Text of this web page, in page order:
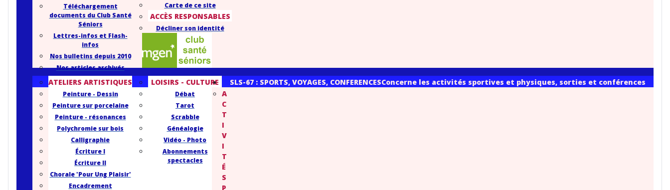
Téléchargement
documents du Club Santé
Séniors
Lettres-infos et Flash-
infos
Nos bulletins depuis 2010
Nos articles archivés
Carte de ce site
ACCÈS RESPONSABLES
Décliner son identité
ATELIERS ARTISTIQUES
Peinture - Dessin
Peinture sur porcelaine
Peinture - résonances
Polychromie sur bois
Calligraphie
Écriture I
Écriture II
Chorale 'Pour Ung Plaisir'
Encadrement
LOISIRS - CULTURE
Débat
Tarot
Scrabble
Généalogie
Vidéo - Photo
Abonnements
spectacles
SLS-67 : SPORTS, VOYAGES, CONFERENCESConcerne les activités sportives et physiques, sorties et conférences
A
C
T
I
V
I
T
É
S
P